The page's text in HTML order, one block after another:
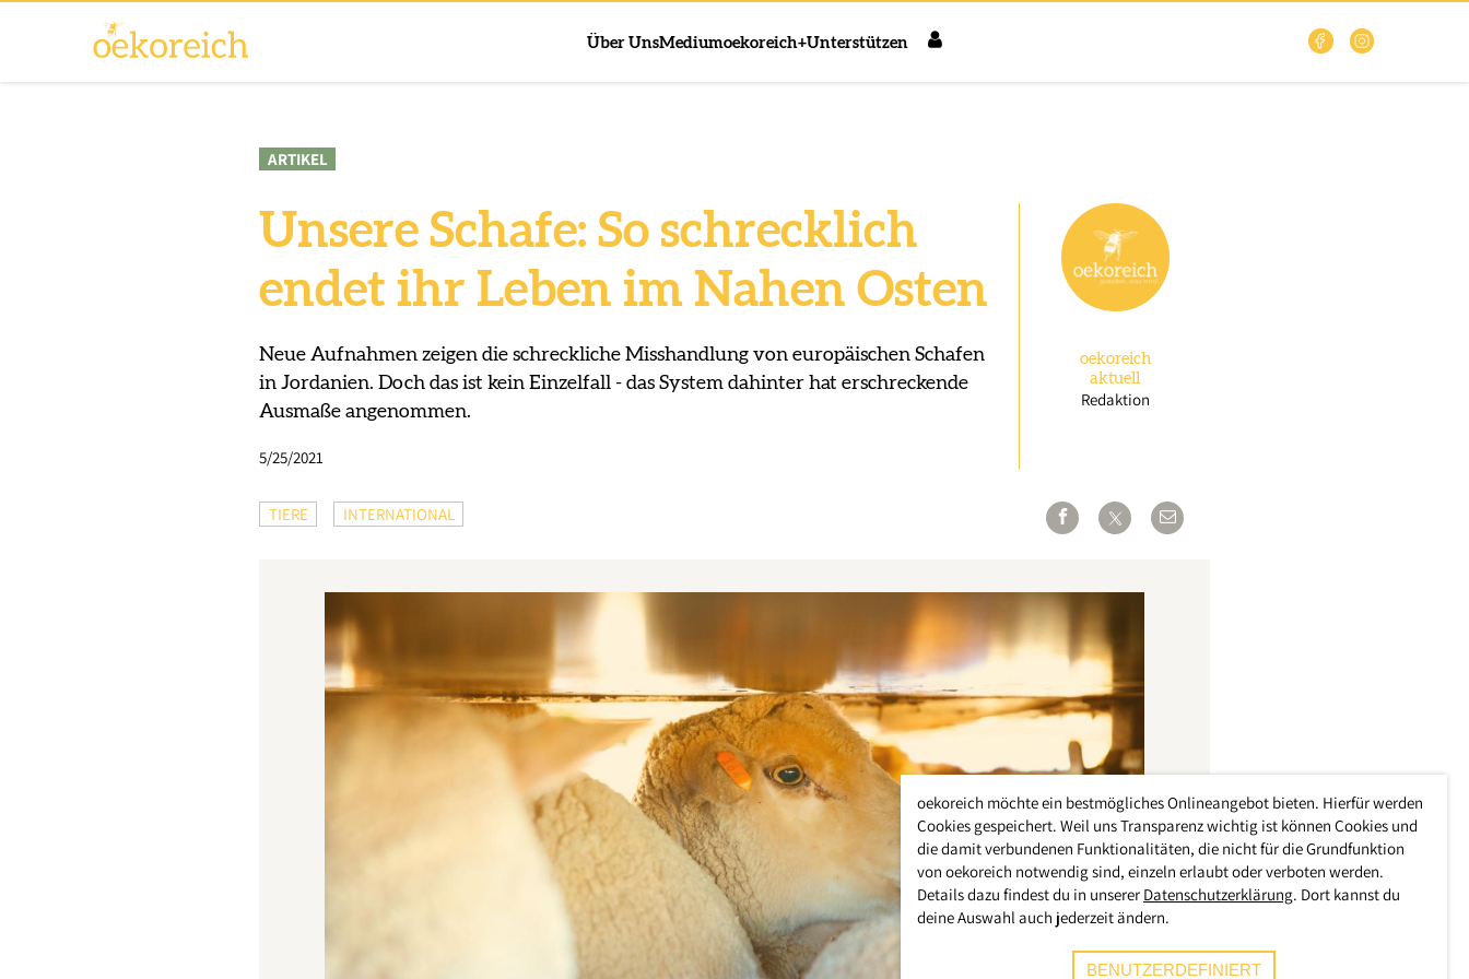
Über UnsMediumoekoreich+Unterstützen
ARTIKEL
Unsere Schafe: So schrecklich
endet ihr Leben im Nahen Osten
Neue Aufnahmen zeigen die schreckliche Misshandlung von europäischen Schafen
in Jordanien. Doch das ist kein Einzelfall - das System dahinter hat erschreckende
Ausmaße angenommen.
5/25/2021
oekoreich
aktuell
Redaktion
TIERE INTERNATIONAL
oekoreich möchte ein bestmögliches Onlineangebot bieten. Hierfür werden
Cookies gespeichert. Weil uns Transparenz wichtig ist können Cookies und
die damit verbundenen Funktionalitäten, die nicht für die Grundfunktion
von oekoreich notwendig sind, einzeln erlaubt oder verboten werden.
Details dazu findest du in unserer Datenschutzerklärung. Dort kannst du
deine Auswahl auch jederzeit ändern.
BENUTZERDEFINIERT